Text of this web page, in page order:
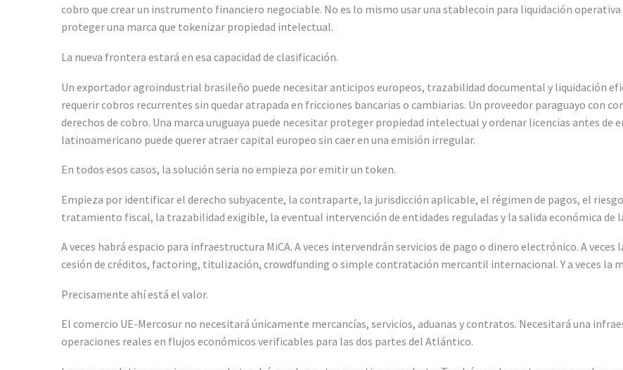
cobro que crear un instrumento financiero negociable. No es lo mismo usar una stablecoin para liquidación
proteger una marca que tokenizar propiedad intelectual.
La nueva frontera estará en esa capacidad de clasificación.
Un exportador agroindustrial brasileño puede necesitar anticipos europeos, trazabilidad documental y liquidación
requerir cobros recurrentes sin quedar atrapada en fricciones bancarias o cambiarias. Un proveedor paraguayo con
derechos de cobro. Una marca uruguaya puede necesitar proteger propiedad intelectual y ordenar licencias antes
latinoamericano puede querer atraer capital europeo sin caer en una emisión irregular.
En todos esos casos, la solución seria no empieza por emitir un token.
Empieza por identificar el derecho subyacente, la contraparte, la jurisdicción aplicable, el régimen de pagos, el
tratamiento fiscal, la trazabilidad exigible, la eventual intervención de entidades reguladas y la salida económica de
A veces habrá espacio para infraestructura MiCA. A veces intervendrán servicios de pago o dinero electrónico. A
cesión de créditos, factoring, titulización, crowdfunding o simple contratación mercantil internacional. Y a veces la
Precisamente ahí está el valor.
El comercio UE-Mercosur no necesitará únicamente mercancías, servicios, aduanas y contratos. Necesitará una
operaciones reales en flujos económicos verificables para las dos partes del Atlántico.